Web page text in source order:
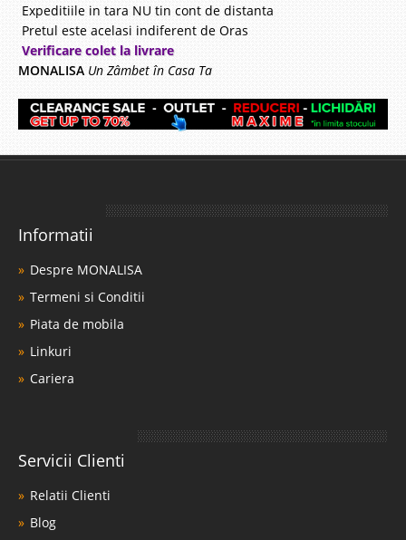
Expeditiile in tara NU tin cont de distanta
Pretul este acelasi indiferent de Oras
Verificare colet la livrare
MONALISA Un Zâmbet în Casa Ta
Informatii
Despre MONALISA
Termeni si Conditii
Piata de mobila
Linkuri
Cariera
Servicii Clienti
Relatii Clienti
Blog